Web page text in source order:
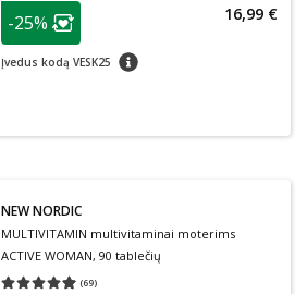
patarimas
Lojalumo klubo narių nuolaida
-25%
Įvedus kodą VESK25 patarimas
16,99 €
NEW NORDIC
MULTIVITAMIN multivitaminai moterims
ACTIVE WOMAN, 90 tablečių
(69)
Vidutinis įvertinimas 4.94